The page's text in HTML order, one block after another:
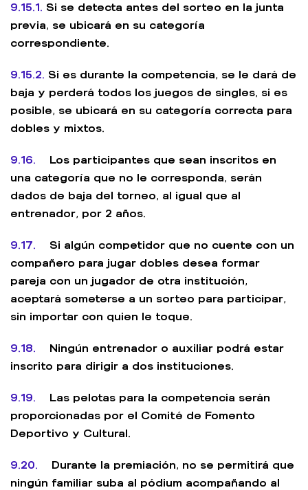
9.15.1. Si se detecta antes del sorteo en la junta
previa, se ubicará en su categoría
correspondiente.
9.15.2. Si es durante la competencia, se le dará de
baja y perderá todos los juegos de singles, si es
posible, se ubicará en su categoría correcta para
dobles y mixtos.
9.16. Los participantes que sean inscritos en
una categoría que no le corresponda, serán
dados de baja del torneo, al igual que al
entrenador, por 2 años.
9.17. Si algún competidor que no cuente con un
compañero para jugar dobles desea formar
pareja con un jugador de otra institución,
aceptará someterse a un sorteo para participar,
sin importar con quien le toque.
9.18. Ningún entrenador o auxiliar podrá estar
inscrito para dirigir a dos instituciones.
9.19. Las pelotas para la competencia serán
proporcionadas por el Comité de Fomento
Deportivo y Cultural.
9.20. Durante la premiación, no se permitirá que
ningún familiar suba al pódium acompañando al